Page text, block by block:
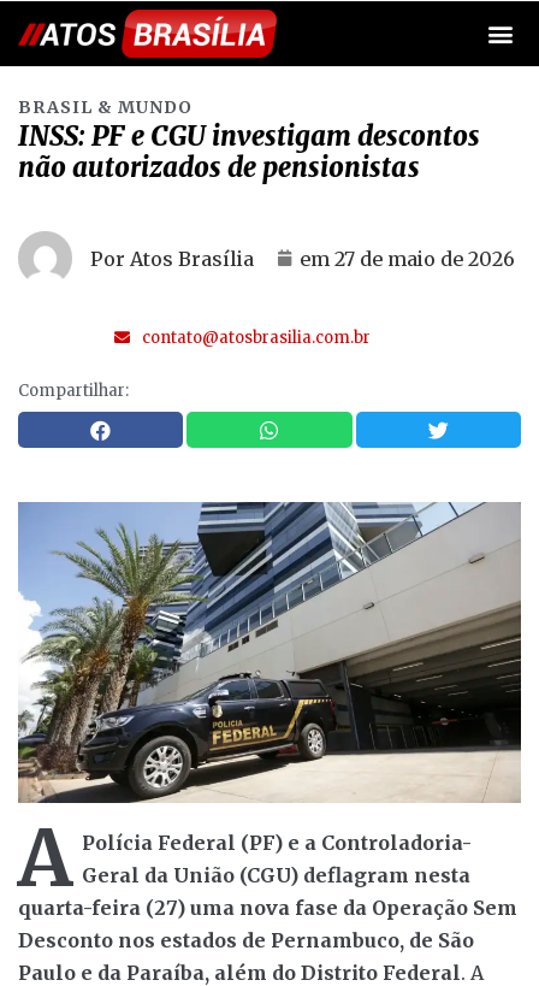
BRASIL & MUNDO
INSS: PF e CGU investigam descontos
não autorizados de pensionistas
Por Atos Brasília em 27 de maio de 2026
contato@atosbrasilia.com.br
Compartilhar:
A Polícia Federal (PF) e a Controladoria-
Geral da União (CGU) deflagram nesta
quarta-feira (27) uma nova fase da Operação Sem
Desconto nos estados de Pernambuco, de São
Paulo e da Paraíba, além do Distrito Federal. A